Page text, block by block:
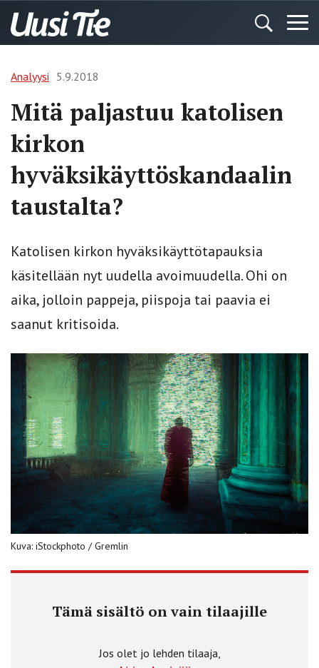
Analyysi 5.9.2018
Mitä paljastuu katolisen
kirkon
hyväksikäyttöskandaalin
taustalta?
Katolisen kirkon hyväksikäyttötapauksia
käsitellään nyt uudella avoimuudella. Ohi on
aika, jolloin pappeja, piispoja tai paavia ei
saanut kritisoida.
Kuva: iStockphoto / Gremlin
Tämä sisältö on vain tilaajille
Jos olet jo lehden tilaaja,